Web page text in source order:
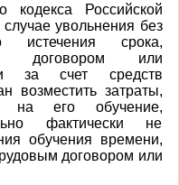
кодекса Российской
увольнения без
истечения срока,
договором или
за счет средств
возместить затраты,
на его обучение,
фактически не
обучения времени,
договором или